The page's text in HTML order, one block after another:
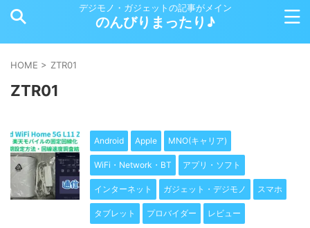
デジモノ・ガジェットの記事がメイン
のんびりまったり♪
HOME > ZTR01
ZTR01
Android Apple MNO(キャリア)
WiFi・Network・BT アプリ・ソフト
インターネット ガジェット・デジモノ スマホ
タブレット プロバイダー レビュー